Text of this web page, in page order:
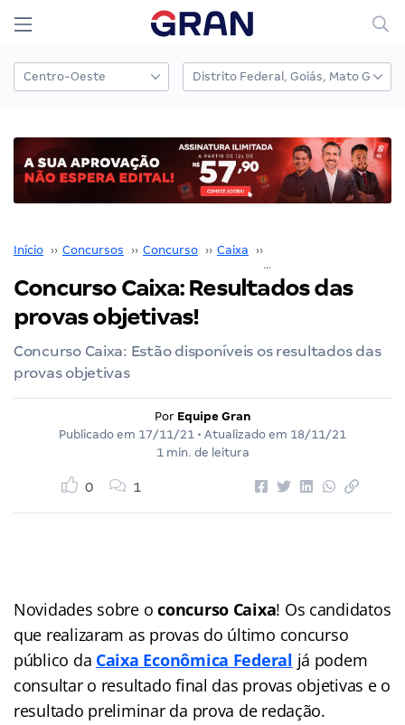
Início ›› Concursos ›› Concurso ›› Caixa ››
Concurso Caixa: Resultados das
provas objetivas!
Concurso Caixa: Estão disponíveis os resultados das
provas objetivas
Por Equipe Gran
Publicado em 17/11/21 • Atualizado em 18/11/21
1 min. de leitura
0 1
Novidades sobre oconcurso Caixa! Os candidatos
que realizaram as provas do último concurso
público da Caixa Econômica Federal já podem
consultar o resultado final das provas objetivas e o
resultado preliminar da prova de redação.